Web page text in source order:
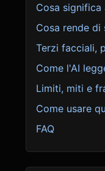
Cosa
Cosa rende
Terzi facciali,
Come l'AI
Limiti, miti e
Come usare
FAQ